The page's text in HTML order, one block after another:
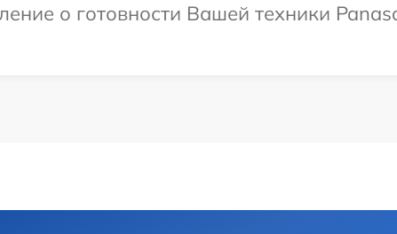
о готовности Вашей техники